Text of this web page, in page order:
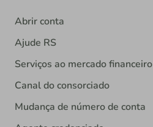
Abrir conta
Ajude RS
Serviços ao mercado financeiro
Canal do consorciado
Mudança de número de conta